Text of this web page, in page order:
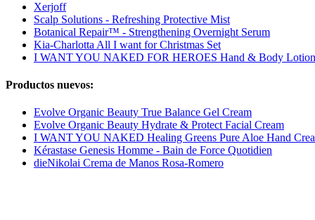
Xerjoff
Scalp Solutions - Refreshing Protective Mist
Botanical Repair™ - Strengthening Overnight Serum
Kia-Charlotta All I want for Christmas Set
I WANT YOU NAKED FOR HEROES Hand & Body Lotion
Productos nuevos:
Evolve Organic Beauty True Balance Gel Cream
Evolve Organic Beauty Hydrate & Protect Facial Cream
I WANT YOU NAKED Healing Greens Pure Aloe Hand
Kérastase Genesis Homme - Bain de Force Quotidien
dieNikolai Crema de Manos Rosa-Romero